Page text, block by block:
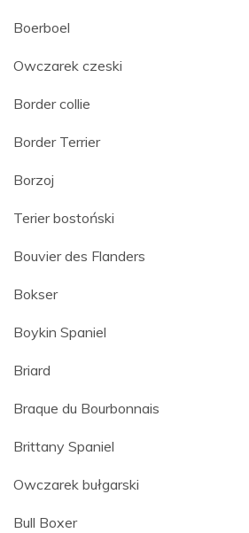
Boerboel
Owczarek czeski
Border collie
Border Terrier
Borzoj
Terier bostoński
Bouvier des Flanders
Bokser
Boykin Spaniel
Briard
Braque du Bourbonnais
Brittany Spaniel
Owczarek bułgarski
Bull Boxer